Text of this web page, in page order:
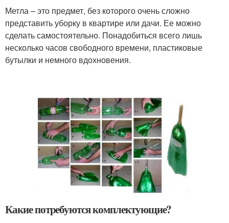
Метла – это предмет, без которого очень сложно
представить уборку в квартире или дачи. Ее можно
сделать самостоятельно. Понадобиться всего лишь
несколько часов свободного времени, пластиковые
бутылки и немного вдохновения.
Какие потребуются комплектующие?